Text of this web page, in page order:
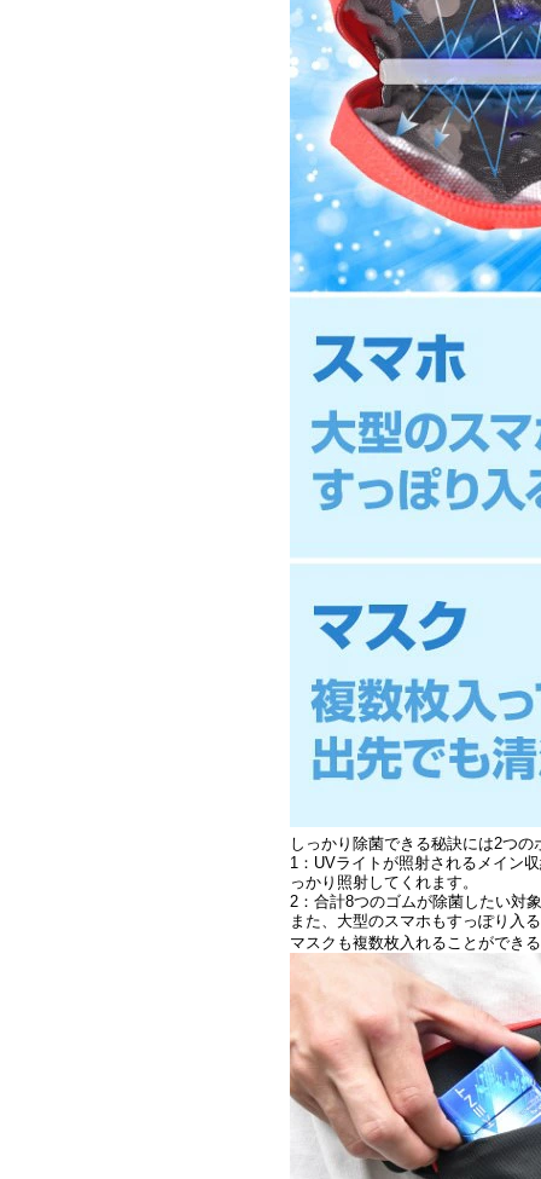
しっかり除菌できる秘訣には2つ
1：UVライトが照射されるメイン
っかり照射してくれます。
2：合計8つのゴムが除菌したい対
また、大型のスマホもすっぽり入
マスクも複数枚入れることができ